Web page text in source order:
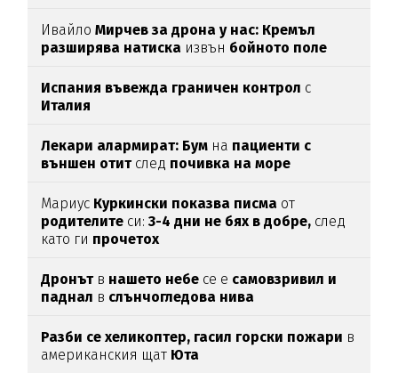
ИвайлоМирчев за дрона у нас: Кремъл
разширява натиска извън бойното поле
Испания въвежда граничен контрол с
Италия
Лекари алармират: Бум на пациенти с
външен отитслед почивка на море
Мариус Куркински показва писма от
родителите си:3-4 дни не бях в добре, след
като ги прочетох
Дронътв нашето небе се е самовзривил и
паднал в слънчогледова нива
Разби се хеликоптер, гасил горски пожари в
американския щат Юта